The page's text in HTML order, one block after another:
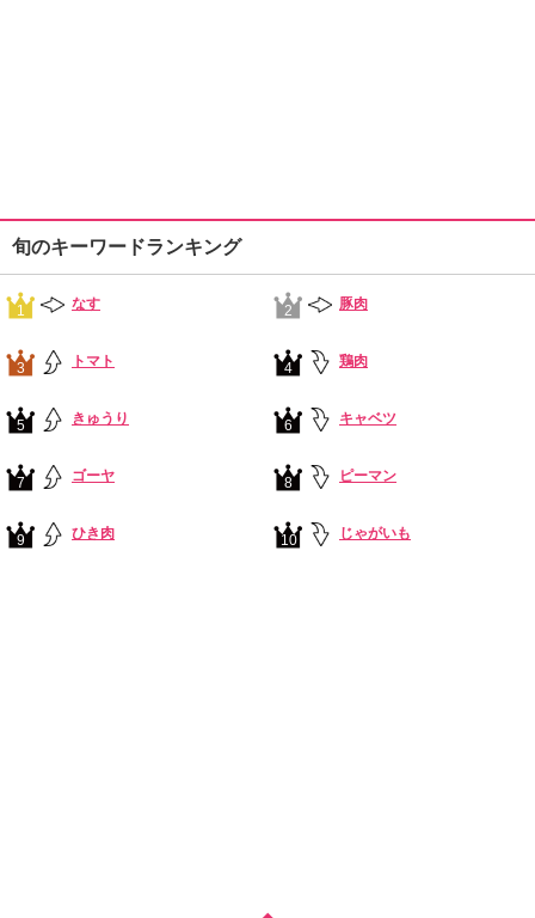
旬のキーワードランキング
1 なす 2 豚肉
3 トマト 4 鶏肉
5 きゅうり 6 キャベツ
7 ゴーヤ 8 ピーマン
9 ひき肉 10 じゃがいも